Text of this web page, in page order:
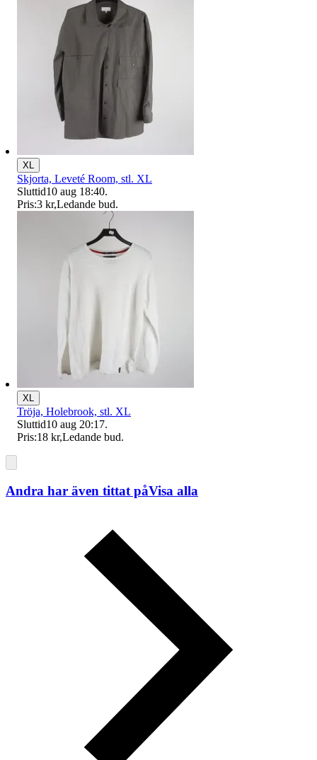
XL
Skjorta, Leveté Room, stl. XL
Sluttid10 aug 18:40.
Pris:3 kr,Ledande bud.
XL
Tröja, Holebrook, stl. XL
Sluttid10 aug 20:17.
Pris:18 kr,Ledande bud.
Andra har även tittat påVisa alla